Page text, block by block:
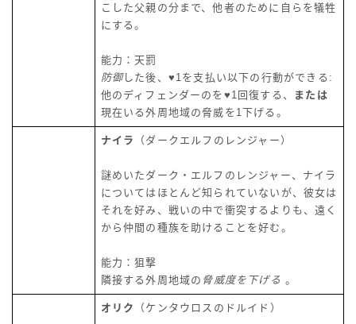
こした父親の分まで、他者のために自らを犠牲
にする。
能力：天罰
防御した後、♥1を支払い以下の行動ができる:
他のディフェンダーのを♥1回復する、
または
現在いる外周地域の脅威を1下げる。
ナイラ （ダークエルフのレンジャー）
謎めいたダーク・エルフのレンジャー、ナイラ
についてはほとんど知られていないが、彼女は
それを好み、戦いの中で衝突するよりも、遠く
から仲間の種族を助けることを好む。
能力：狙撃
隣接する外周地域の 脅威度を下げる 。
オリク （ケンタウロスのドルイド）